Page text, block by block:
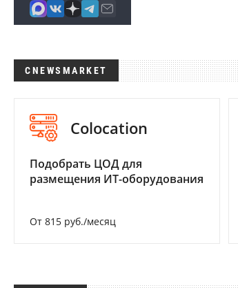
CNEWSMARKET
Colocation
Подобрать ЦОД для
размещения ИТ-оборудования
От 815 руб./месяц